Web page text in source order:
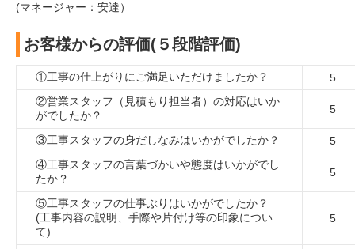
(マネージャー：安達）
お客様からの評価(５段階評価)
①工事の仕上がりにご満足いただけましたか？
5
②営業スタッフ（見積もり担当者）の対応はいか
がでしたか？
5
③工事スタッフの身だしなみはいかがでしたか？
5
④工事スタッフの言葉づかいや態度はいかがでし
たか？
5
⑤工事スタッフの仕事ぶりはいかがでしたか？
(工事内容の説明、手際や片付け等の印象につい
て)
5